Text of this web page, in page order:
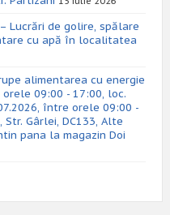
– Lucrări de golire, spălare
cu apă în localitatea
alimentarea cu energie
09:00 - 17:00, loc.
între orele 09:00 -
Gârlei, DC133, Alte
pana la magazin Doi